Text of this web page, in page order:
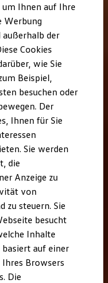
und Updates
ID.
um Ihnen auf Ihre
Werbung
außerhalb der
Cookies
wie Sie
Beispiel,
besuchen oder
Der
Ihnen für Sie
Sie werden
die
Anzeige zu
von
zu steuern. Sie
besucht
Inhalte
auf einer
Browsers
Die